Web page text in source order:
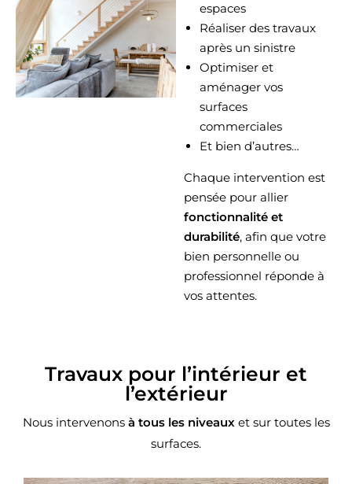
espaces
Réaliser des travaux
après un sinistre
Optimiser et
aménager vos
surfaces
commerciales
Et bien d’autres…
Chaque intervention est
pensée pour allier
fonctionnalité et
durabilité, afin que votre
bien personnelle ou
professionnel réponde à
vos attentes.
Travaux pour l’intérieur et
l’extérieur
Nous intervenons à tous les niveauxet sur toutes les
surfaces.